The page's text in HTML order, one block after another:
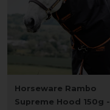
Horseware Rambo
Supreme Hood 150g -